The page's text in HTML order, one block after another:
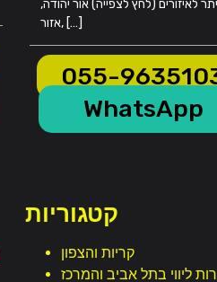
לאיזורים (לחץ לצפייה) אור יהודה,
אזור, […]
055-
WhatsApp
קטגוריות
קריות והצפון
ליווי בתל אביב והמרכז